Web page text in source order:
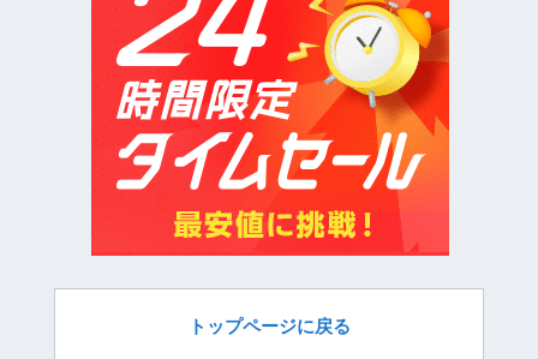
トップページに戻る